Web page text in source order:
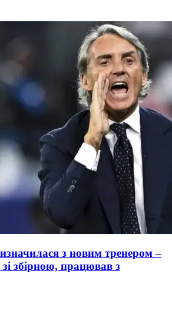
з новим тренером –
збірною, працював з